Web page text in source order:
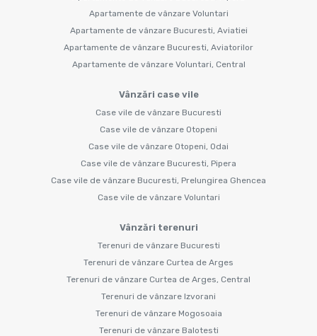
Apartamente de vânzare Voluntari
Apartamente de vânzare Bucuresti, Aviatiei
Apartamente de vânzare Bucuresti, Aviatorilor
Apartamente de vânzare Voluntari, Central
Vânzări case vile
Case vile de vânzare Bucuresti
Case vile de vânzare Otopeni
Case vile de vânzare Otopeni, Odai
Case vile de vânzare Bucuresti, Pipera
Case vile de vânzare Bucuresti, Prelungirea Ghencea
Case vile de vânzare Voluntari
Vânzări terenuri
Terenuri de vânzare Bucuresti
Terenuri de vânzare Curtea de Arges
Terenuri de vânzare Curtea de Arges, Central
Terenuri de vânzare Izvorani
Terenuri de vânzare Mogosoaia
Terenuri de vânzare Balotesti